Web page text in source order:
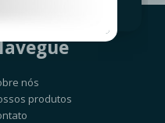
nós
produtos